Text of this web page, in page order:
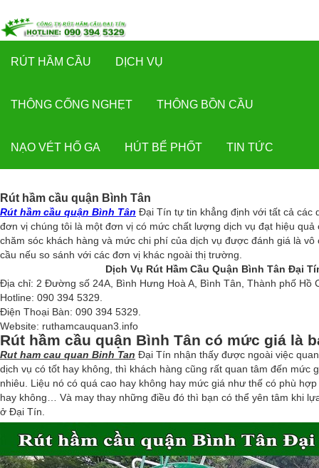
Rút
hầm
Dịch
Thông
cống
Thông
bồn
cầu
vét
hố
ga
Hút
Bể
Phốt
Tin
tức
RÚT HẦM CẦU DỊCH VỤ
THÔNG CỐNG NGHẸT THÔNG BỒN CẦU
NẠO VÉT HỐ GA HÚT BỂ PHỐT TIN TỨC
Rút hầm cầu quận Bình Tân
Rút hầm cầu quận Bình Tân Đại Tín tự tin khẳng định với tất cả các
đơn vị chúng tôi là một đơn vị có mức chất lượng dịch vụ đạt hiệu quả
chăm sóc khách hàng và mức chi phí của dịch vụ được đánh giá là
cầu nếu so sánh với các đơn vị khác ngoài thị trường.
Dịch Vụ Rút Hầm Cầu Quận Bình Tân Đại
Địa chỉ: 2 Đường số 24A, Bình Hưng Hoà A, Bình Tân, Thành phố Hồ
Hotline: 090 394 5329.
Điện Thoại Bàn: 090 394 5329.
Website: ruthamcauquan3.info
Rút hầm cầu quận Bình Tân có mức giá là
Rut ham cau quan Binh Tan Đại Tín nhận thấy được ngoài việc
dịch vụ có tốt hay không, thì khách hàng cũng rất quan tâm đến mức
nhiêu. Liệu nó có quá cao hay không hay mức giá như thế có phù
hay không… Và may thay những điều đó thì bạn có thể yên tâm khi
ở Đại Tín.